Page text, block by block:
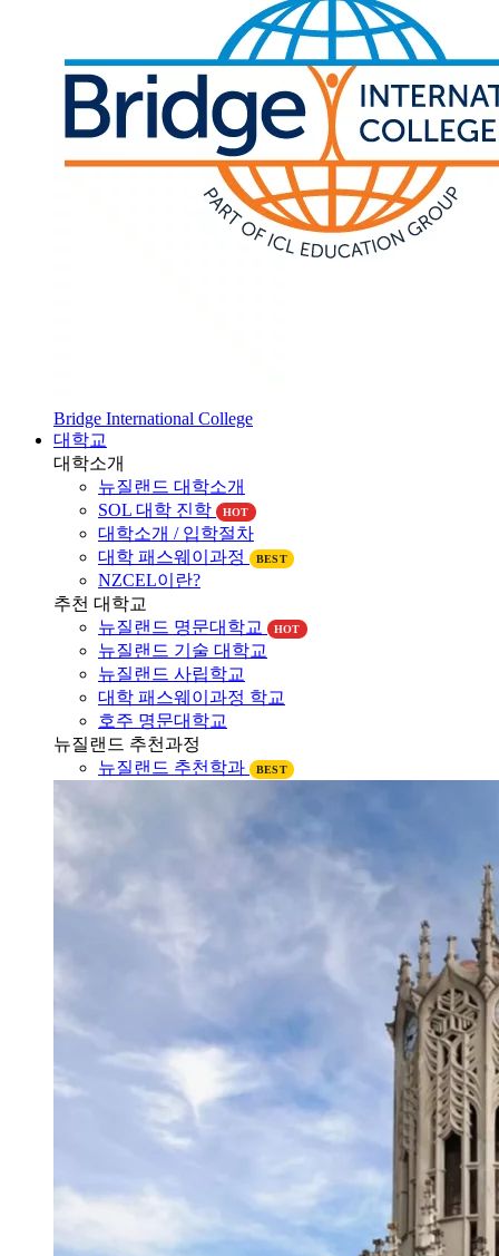
대학교
대학소개
뉴질랜드 대학소개
SOL 대학 진학
HOT
대학소개 / 입학절차
대학 패스웨이과정
NZCEL이란?
추천 대학교
뉴질랜드 명문대학교
뉴질랜드 기술 대학교
뉴질랜드 사립학교
대학 패스웨이과정 학교
호주 명문대학교
뉴질랜드 추천과정
뉴질랜드 추천학과